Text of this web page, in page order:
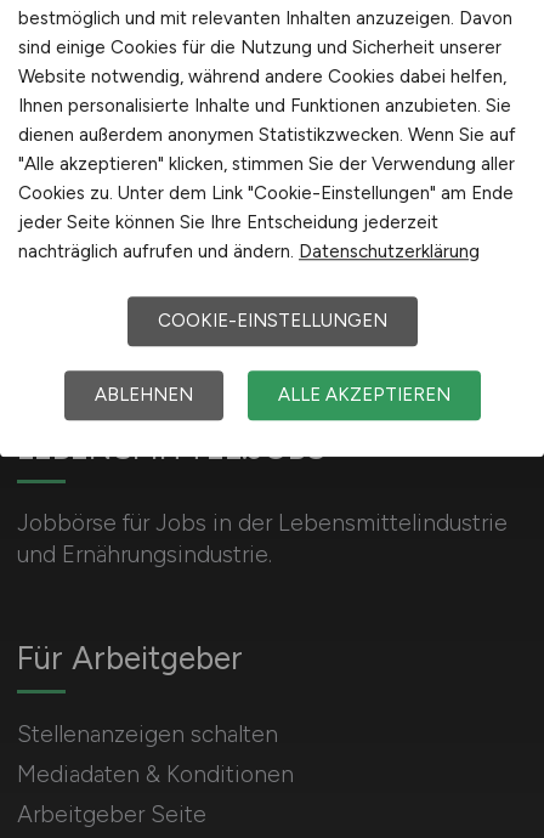
Queisser Pharma GmbH & Co. KG
LEBENSMITTEL.JOBS
Jobbörse für Jobs in der Lebensmittelindustrie
und Ernährungsindustrie.
Für Arbeitgeber
Stellenanzeigen schalten
Mediadaten & Konditionen
Arbeitgeber Seite
bestmöglich und mit relevanten Inhalten anzuzeigen. Davon
sind einige Cookies für die Nutzung und Sicherheit unserer
Website notwendig, während andere Cookies dabei helfen,
Ihnen personalisierte Inhalte und Funktionen anzubieten. Sie
dienen außerdem anonymen Statistikzwecken. Wenn Sie auf
"Alle akzeptieren" klicken, stimmen Sie der Verwendung aller
Cookies zu. Unter dem Link "Cookie-Einstellungen" am Ende
jeder Seite können Sie Ihre Entscheidung jederzeit
nachträglich aufrufen und ändern. Datenschutzerklärung
COOKIE-EINSTELLUNGEN
ABLEHNEN ALLE AKZEPTIEREN